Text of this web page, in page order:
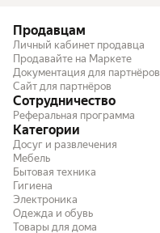
Продавцам
Личный кабинет продавца
Продавайте на Маркете
Документация для партнёров
Сайт для партнёров
Сотрудничество
Реферальная программа
Категории
Досуг и развлечения
Мебель
Бытовая техника
Гигиена
Электроника
Одежда и обувь
Товары для дома